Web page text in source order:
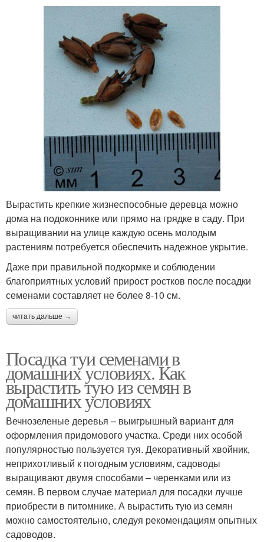
Вырастить крепкие жизнеспособные деревца можно
дома на подоконнике или прямо на грядке в саду. При
выращивании на улице каждую осень молодым
растениям потребуется обеспечить надежное укрытие.
Даже при правильной подкормке и соблюдении
благоприятных условий прирост ростков после посадки
семенами составляет не более 8-10 см.
читать дальше →
Посадка туи семенами в
домашних условиях. Как
вырастить тую из семян в
домашних условиях
Вечнозеленые деревья – выигрышный вариант для
оформления придомового участка. Среди них особой
популярностью пользуется туя. Декоративный хвойник,
неприхотливый к погодным условиям, садоводы
выращивают двумя способами – черенками или из
семян. В первом случае материал для посадки лучше
приобрести в питомнике. А вырастить тую из семян
можно самостоятельно, следуя рекомендациям опытных
садоводов.